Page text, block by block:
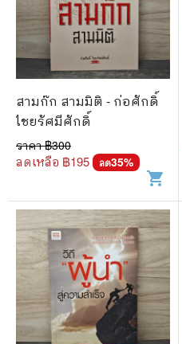
สามก๊ก สามมิติ - ก่อศักดิ์
ไชยรัศมีศักดิ์
ราคา ฿300
ลดเหลือ ฿195 ลด35%
shopping_cart